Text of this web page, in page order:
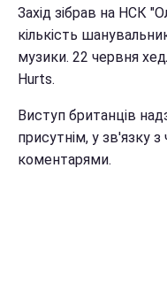
Захід зібрав на НСК
кількість
музики. 22 червня
Hurts.
Виступ британців
присутнім, у зв'язку
коментарями.